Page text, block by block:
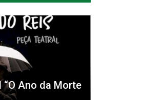
Ano da Morte